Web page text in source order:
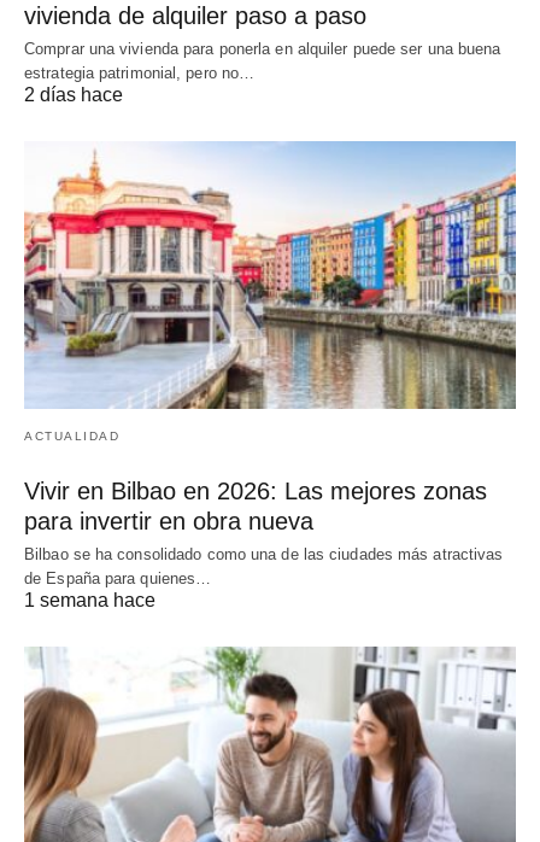
vivienda de alquiler paso a paso
Comprar una vivienda para ponerla en alquiler puede ser una buena
estrategia patrimonial, pero no…
2 días hace
ACTUALIDAD
Vivir en Bilbao en 2026: Las mejores zonas
para invertir en obra nueva
Bilbao se ha consolidado como una de las ciudades más atractivas
de España para quienes…
1 semana hace